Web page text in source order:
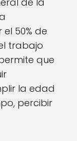
50% de
trabajo
que
la edad
percibir